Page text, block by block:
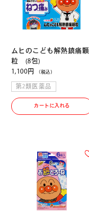
ムヒのこども解熱鎮痛顆
粒 (8包)
1,100円
（税込）
第2類医薬品
カートに入れる